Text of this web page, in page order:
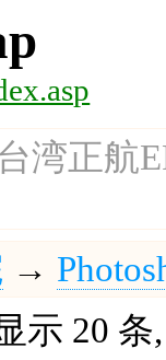
湾正航
→
示 20